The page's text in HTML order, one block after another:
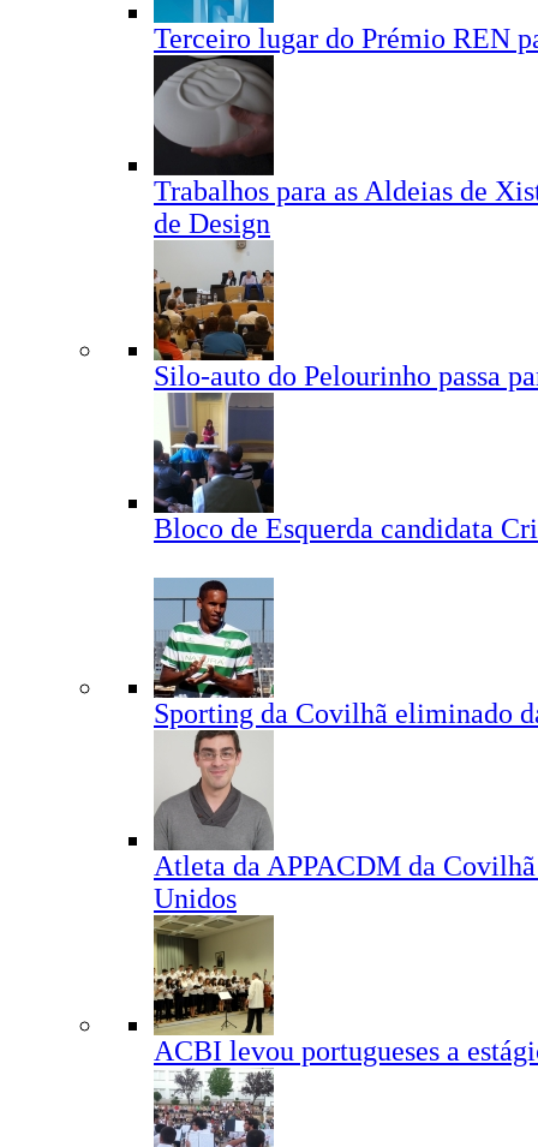
Terceiro lugar do Prémio REN
Trabalhos para as Aldeias de
de Design
Silo-auto do Pelourinho passa
Bloco de Esquerda candidata
Sporting da Covilhã eliminado
Atleta da APPACDM da
Unidos
ACBI levou portugueses a